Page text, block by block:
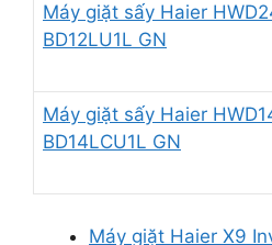
Máy giặt sấy Haier
BD12LU1L GN
Máy giặt sấy Haier
BD14LCU1L GN
Máy giặt Haier X9